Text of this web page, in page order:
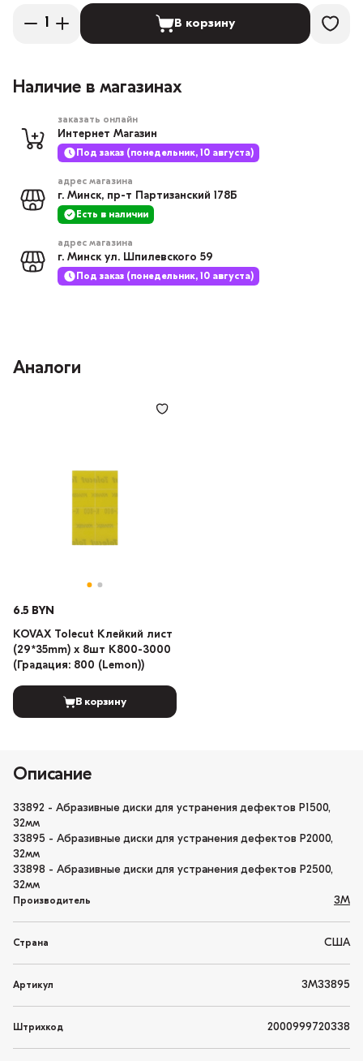
В корзину
Наличие в магазинах
заказать онлайн
Интернет Магазин
Под заказ (понедельник, 10 августа)
адрес магазина
г. Минск, пр-т Партизанский 178Б
Есть в наличии
адрес магазина
г. Минск ул. Шпилевского 59
Под заказ (понедельник, 10 августа)
Аналоги
6.5 BYN
KOVAX Tolecut Клейкий лист
(29*35mm) x 8шт K800-3000
(Градация: 800 (Lemon))
В корзину
Описание
33892 - Абразивные диски для устранения дефектов P1500,
32мм
33895 - Абразивные диски для устранения дефектов P2000,
32мм
33898 - Абразивные диски для устранения дефектов P2500,
32мм
Производитель 3M
Страна США
Артикул 3M33895
Штрихкод 2000999720338